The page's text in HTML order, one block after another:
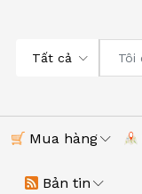
Tất cả
Mua hàng
Bản tin